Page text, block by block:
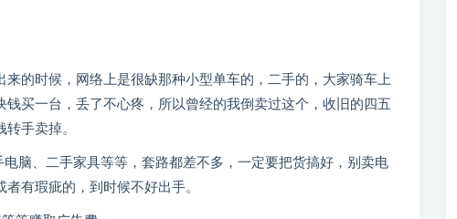
的时候，网络上是很缺那种小型单车的，二手的，大家骑车上
买一台，丢了不心疼，所以曾经的我倒卖过这个，收旧的四五
手卖掉。
脑、二手家具等等，套路都差不多，一定要把货搞好，别卖电
有瑕疵的，到时候不好出手。